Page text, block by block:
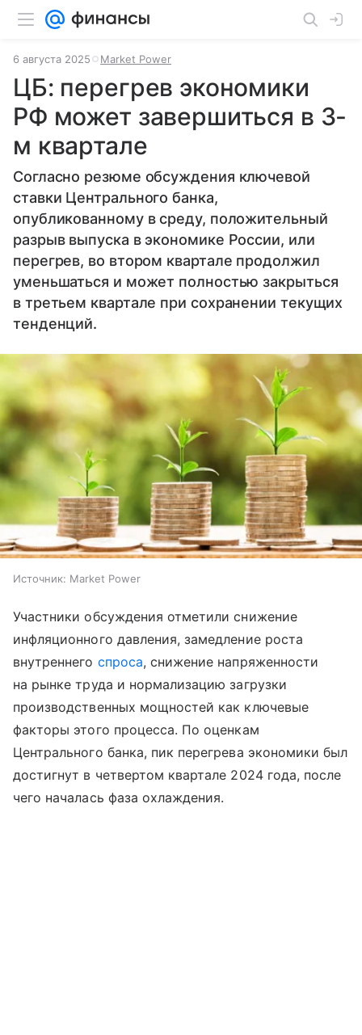
6 августа 2025 Market Power
ЦБ: перегрев экономики
РФ может завершиться в 3-
м квартале
Согласно резюме обсуждения ключевой
ставки Центрального банка,
опубликованному в среду, положительный
разрыв выпуска в экономике России, или
перегрев, во втором квартале продолжил
уменьшаться и может полностью закрыться
в третьем квартале при сохранении текущих
тенденций.
Источник: Market Power
Участники обсуждения отметили снижение
инфляционного давления, замедление роста
внутреннего спроса, снижение напряженности
на рынке труда и нормализацию загрузки
производственных мощностей как ключевые
факторы этого процесса. По оценкам
Центрального банка, пик перегрева экономики был
достигнут в четвертом квартале 2024 года, после
чего началась фаза охлаждения.